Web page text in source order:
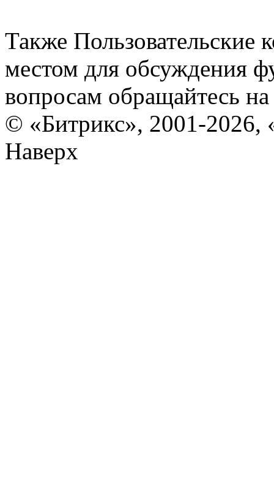
Также Пользовательские
местом для обсуждения
вопросам обращайтесь
© «Битрикс», 2001-2026,
Наверх